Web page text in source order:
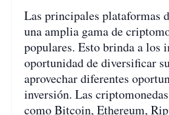
Las principales plataformas
una amplia gama de
populares. Esto brinda a los
oportunidad de diversificar
aprovechar diferentes
inversión. Las
como Bitcoin, Ethereum,